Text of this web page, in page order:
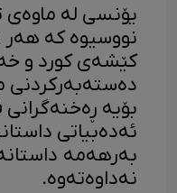
نووسیوە کە
کێشەی کورد و
دەستەبەرکردنی
بۆیە
ئەدەبیاتی
بەرهەمە
نەداوەتەوە.